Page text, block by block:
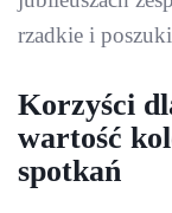
rzadkie i
Korzyści
wartość
spotkań